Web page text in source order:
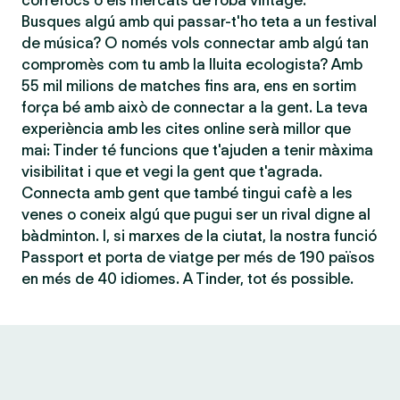
Busques algú amb qui passar-t'ho teta a un festival
de música? O només vols connectar amb algú tan
compromès com tu amb la lluita ecologista? Amb
55 mil milions de matches fins ara, ens en sortim
força bé amb això de connectar a la gent. La teva
experiència amb les cites online serà millor que
mai: Tinder té funcions que t'ajuden a tenir màxima
visibilitat i que et vegi la gent que t'agrada.
Connecta amb gent que també tingui cafè a les
venes o coneix algú que pugui ser un rival digne al
bàdminton. I, si marxes de la ciutat, la nostra funció
Passport et porta de viatge per més de 190 països
en més de 40 idiomes. A Tinder, tot és possible.